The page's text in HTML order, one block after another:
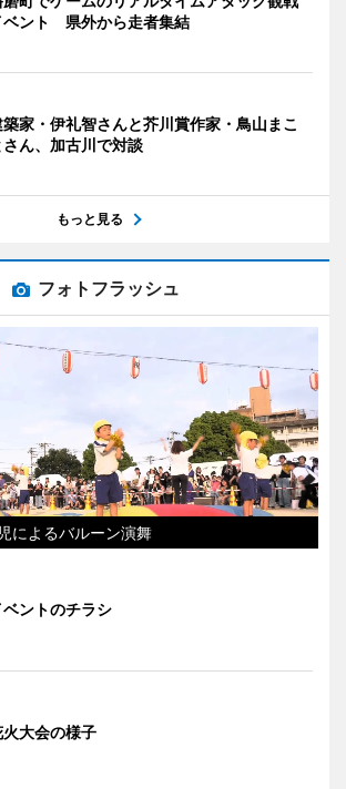
ベント 県外から走者集結
築家・伊礼智さんと芥川賞作家・鳥山まこ
さん、加古川で対談
もっと見る
フォトフラッシュ
によるバルーン演舞
ベントのチラシ
火大会の様子